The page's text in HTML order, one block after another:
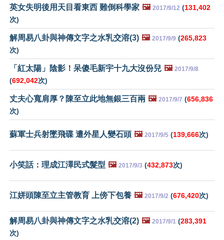
英女失明後用天目看東西 難倒科學家 🖼️ 2017/9/12 (131,402
次)
解周易八卦與神傳文字之水乳交溶(3) 🖼️ 2017/9/9 (265,823
次)
「紅太陽」陰影！呆傻毛新宇十九大沒份兒 🖼️ 2017/9/8
(692,042次)
丈夫心寬肩厚？陳至立此地無銀三百兩 🖼️ 2017/9/7 (656,836
次)
蘇軍士兵射墜飛碟 遭外星人變石頭 🖼️ 2017/9/5 (139,666次)
小笑話：理成江澤民式髮型 🖼️ 2017/9/3 (432,873次)
江姘頭陳至立主管教育 上傍下包養 🖼️ 2017/9/2 (676,420次)
解周易八卦與神傳文字之水乳交溶(2) 🖼️ 2017/9/1 (283,391
次)